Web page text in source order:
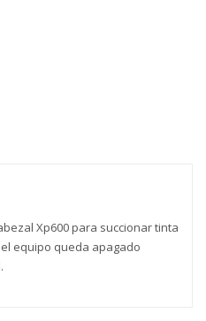
Xp600 para succionar tinta
equipo queda apagado